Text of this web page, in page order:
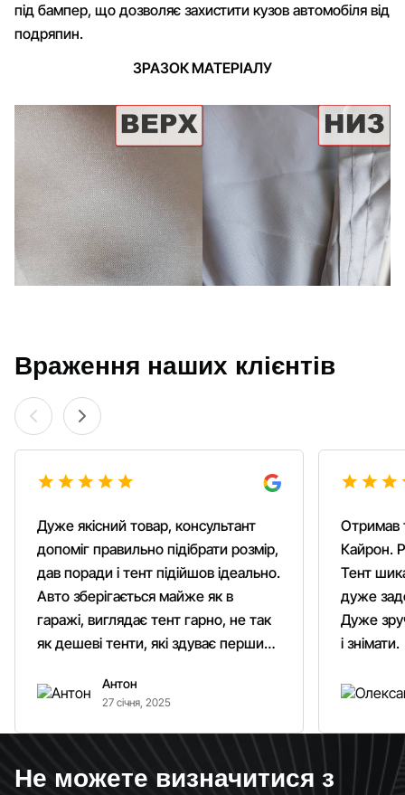
під бампер, що дозволяє захистити кузов автомобіля від
подряпин.
ЗРАЗОК МАТЕРІАЛУ
Враження наших клієнтів
Дуже якісний товар, консультант
допоміг правильно підібрати розмір,
дав поради і тент підійшов ідеально.
Авто зберігається майже як в
гаражі, виглядає тент гарно, не так
як дешеві тенти, які здуває першим
Рекомендую однозначно!
Антон
27 січня, 2025
Отримав
Кайрон.
Тент
дуже
Дуже
і знімати.
Не можете визначитися з